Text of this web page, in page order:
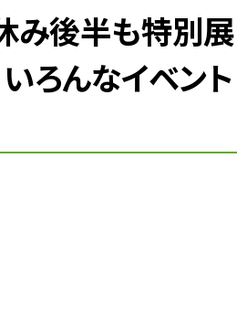
み後半も特別展
いろんなイベント